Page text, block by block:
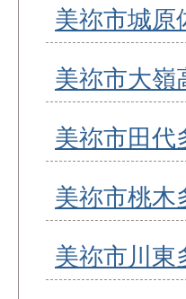
美祢市城原
美祢市大嶺
美祢市田代
美祢市桃木
美祢市川東